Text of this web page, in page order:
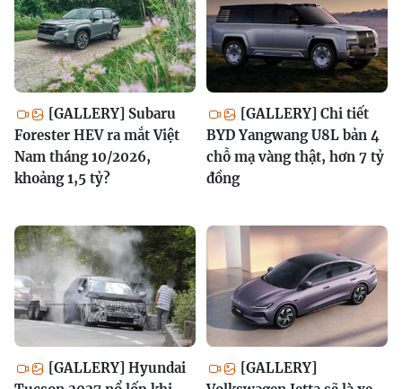
[GALLERY] Subaru
Forester HEV ra mắt Việt
Nam tháng 10/2026,
khoảng 1,5 tỷ?
[GALLERY] Chi tiết
BYD Yangwang U8L bản 4
chỗ mạ vàng thật, hơn 7 tỷ
đồng
[GALLERY] Hyundai
[GALLERY]